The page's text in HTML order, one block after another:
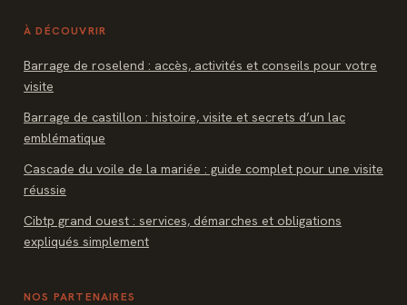
À DÉCOUVRIR
Barrage de roselend : accès, activités et conseils pour votre
visite
Barrage de castillon : histoire, visite et secrets d’un lac
emblématique
Cascade du voile de la mariée : guide complet pour une visite
réussie
Cibtp grand ouest : services, démarches et obligations
expliqués simplement
NOS PARTENAIRES